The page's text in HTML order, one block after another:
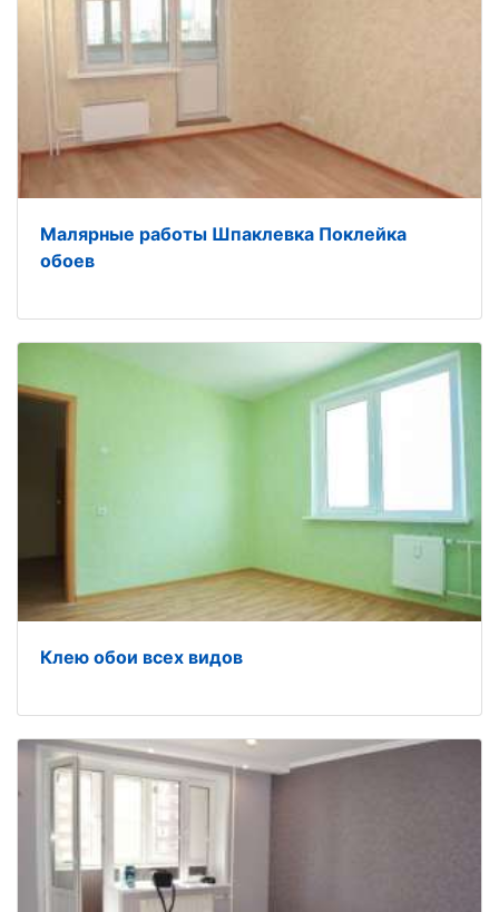
Малярные работы Шпаклевка Поклейка
обоев
Клею обои всех видов